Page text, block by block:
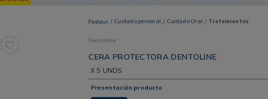
Cuidado personal Cuidado Oral Tratamientos
Dentoline
CERA PROTECTORA DENTOLINE
X 5 UNDS
Presentación producto